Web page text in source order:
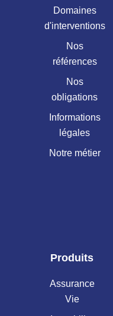
Domaines
d'interventions
Nos
références
Nos
obligations
Informations
légales
Notre métier
Produits
Assurance
Vie